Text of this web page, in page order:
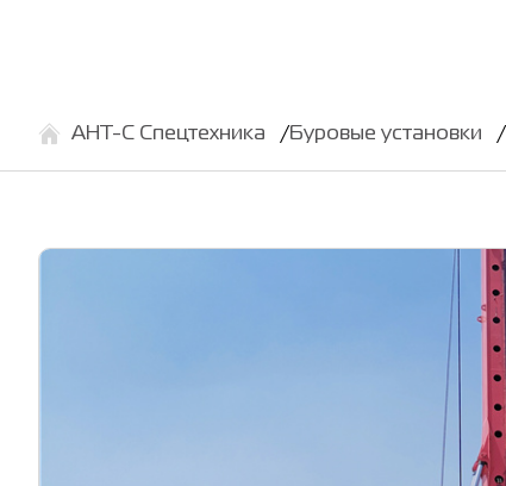
АНТ-С Спецтехника Буровые установки